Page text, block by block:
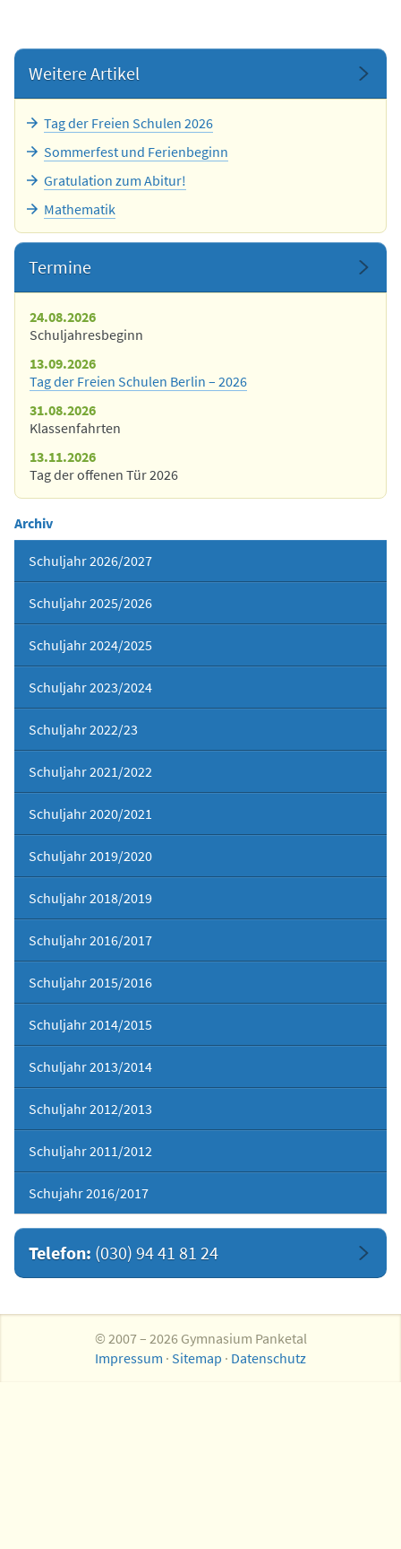
Weitere Artikel
Tag der Freien Schulen 2026
Sommerfest und Ferienbeginn
Gratulation zum Abitur!
Mathematik
Termine
24.08.2026
Schuljahresbeginn
13.09.2026
Tag der Freien Schulen Berlin – 2026
31.08.2026
Klassenfahrten
13.11.2026
Tag der offenen Tür 2026
Archiv
Schuljahr 2026/2027
Schuljahr 2025/2026
Schuljahr 2024/2025
Schuljahr 2023/2024
Schuljahr 2022/23
Schuljahr 2021/2022
Schuljahr 2020/2021
Schuljahr 2019/2020
Schuljahr 2018/2019
Schuljahr 2016/2017
Schuljahr 2015/2016
Schuljahr 2014/2015
Schuljahr 2013/2014
Schuljahr 2012/2013
Schuljahr 2011/2012
Schujahr 2016/2017
Telefon: (030) 94 41 81 24
© 2007 – 2026 Gymnasium Panketal
Impressum · Sitemap · Datenschutz